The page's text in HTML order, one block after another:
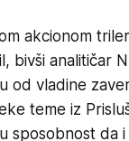
akcionom
bivši analitičar
od vladine
teme iz
sposobnost da i